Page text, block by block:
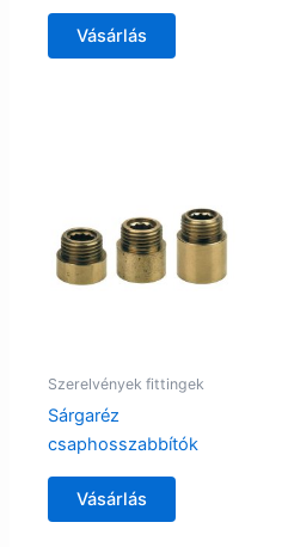
Vásárlás
Szerelvények fittingek
Sárgaréz
csaphosszabbítók
Vásárlás